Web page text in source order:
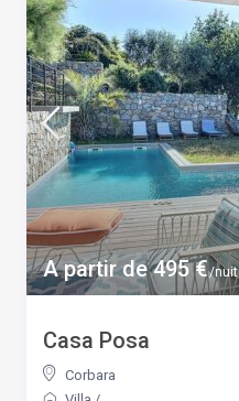
A partir de 495 €/nuit
Casa Posa
Corbara